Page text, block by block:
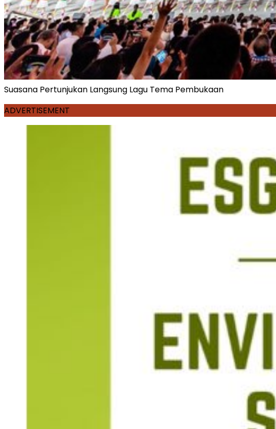
Suasana Pertunjukan Langsung Lagu Tema Pembukaan
ADVERTISEMENT